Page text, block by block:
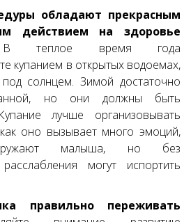
обладают прекрасным
действием на здоровье
время года
купанием в открытых водоемах,
солнцем. Зимой достаточно
но они должны быть
лучше организовывать
оно вызывает много эмоций,
малыша, но без
могут испортить
правильно переживать